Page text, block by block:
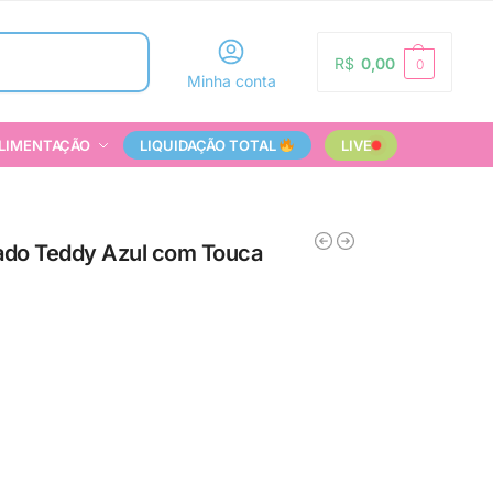
Pesquisar
Minha conta
R$ 0,00 0
LIQUIDAÇÃO TOTAL LIVE
Teddy Azul com Touca